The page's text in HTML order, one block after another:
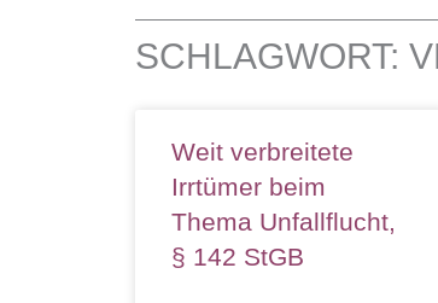
SCHLAGWORT:
Weit verbreitete
Irrtümer beim
Thema Unfallflucht,
§ 142 StGB